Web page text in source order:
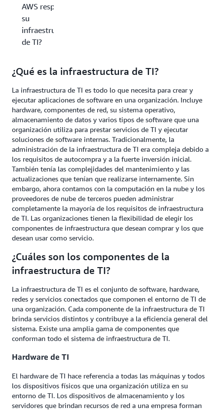
AWS respaldar
su
infraestructura
de TI?
¿Qué es la infraestructura de TI?
La infraestructura de TI es todo lo que necesita para crear y
ejecutar aplicaciones de software en una organización. Incluye
hardware, componentes de red, su sistema operativo,
almacenamiento de datos y varios tipos de software que una
organización utiliza para prestar servicios de TI y ejecutar
soluciones de software internas. Tradicionalmente, la
administración de la infraestructura de TI era compleja debido a
los requisitos de autocompra y a la fuerte inversión inicial.
También tenía las complejidades del mantenimiento y las
actualizaciones que tenían que realizarse internamente. Sin
embargo, ahora contamos con la computación en la nube y los
proveedores de nube de terceros pueden administrar
completamente la mayoría de los requisitos de infraestructura
de TI. Las organizaciones tienen la flexibilidad de elegir los
componentes de infraestructura que desean comprar y los que
desean usar como servicio.
¿Cuáles son los componentes de la
infraestructura de TI?
La infraestructura de TI es el conjunto de software, hardware,
redes y servicios conectados que componen el entorno de TI de
una organización. Cada componente de la infraestructura de TI
brinda servicios distintos y contribuye a la eficiencia general del
sistema. Existe una amplia gama de componentes que
conforman todo el sistema de infraestructura de TI.
Hardware de TI
El hardware de TI hace referencia a todas las máquinas y todos
los dispositivos físicos que una organización utiliza en su
entorno de TI. Los dispositivos de almacenamiento y los
servidores que brindan recursos de red a una empresa forman